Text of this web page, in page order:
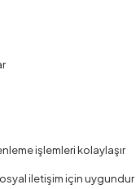
işlemleri kolaylaşır
iletişim için uygundur